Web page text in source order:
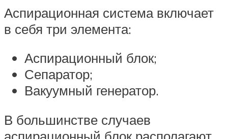
Аспирационная система включает
в себя три элемента:
Аспирационный блок;
Сепаратор;
Вакуумный генератор.
В большинстве случаев